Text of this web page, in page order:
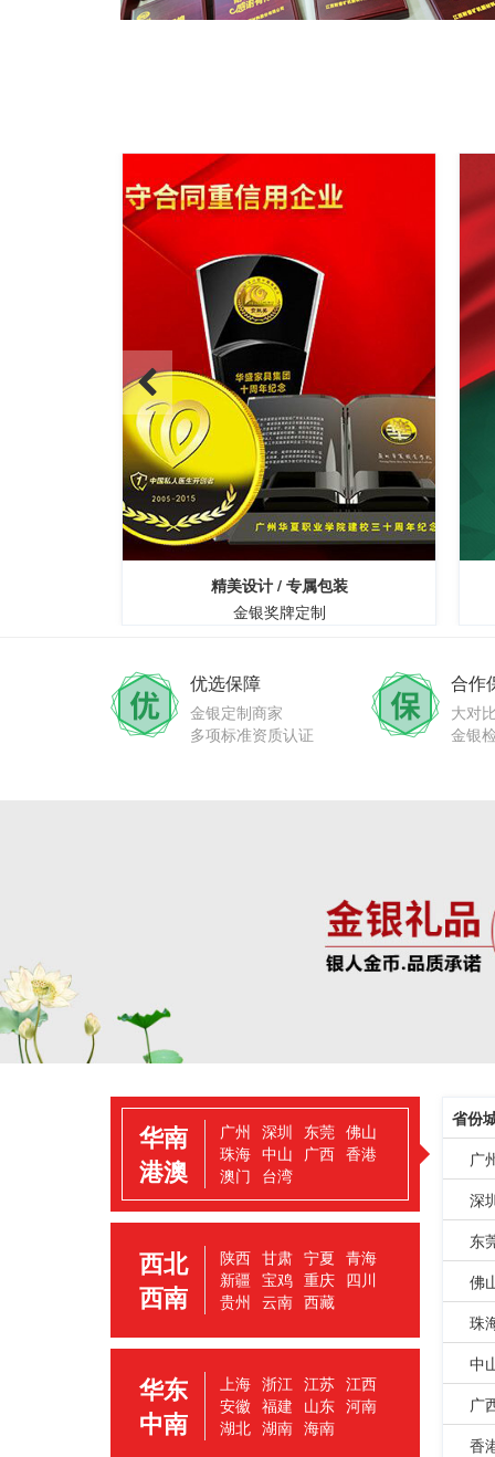
精美设计 / 专属包装
金银奖牌定制
优选保障
金银定制商家
多项标准资质认证
合作
大对
金银
华南
港澳
广州 深圳 东莞 佛山
珠海 中山 广西 香港
澳门 台湾
西北
西南
陕西 甘肃 宁夏 青海
新疆 宝鸡 重庆 四川
贵州 云南 西藏
华东
中南
上海 浙江 江苏 江西
安徽 福建 山东 河南
湖北 湖南 海南
省份
广
深
东
佛
珠
中
广
香